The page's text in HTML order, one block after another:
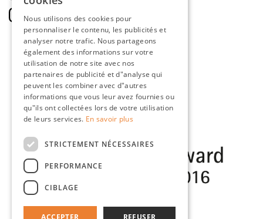
ENGLISH
FRENCH
GERMAN
Nous utilisons des cookies pour
personnaliser le contenu, les publicités et
analyser notre trafic. Nous partageons
également des informations sur votre
utilisation de notre site avec nos
partenaires de publicité et d"analyse qui
peuvent les combiner avec d"autres
informations que vous leur avez fournies ou
qu"ils ont collectées lors de votre utilisation
de leurs services. En savoir plus
STRICTEMENT NÉCESSAIRES
PERFORMANCE
CIBLAGE
ACCEPTER REFUSER